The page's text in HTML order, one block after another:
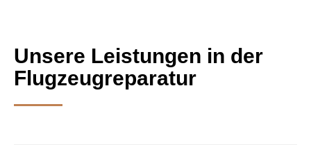
Unsere Leistungen in der
Flugzeug­reparatur